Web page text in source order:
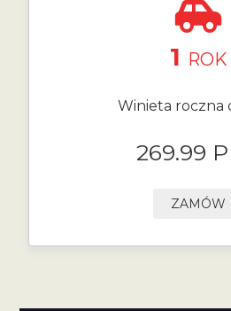
1 ROK
Winieta roczna
269.99
ZAMÓW